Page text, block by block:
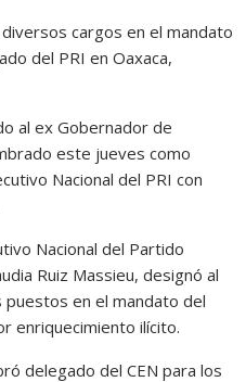
cargos en el mandato
del PRI en Oaxaca,
al ex Gobernador de
este jueves como
Nacional del PRI con
Nacional del Partido
Ruiz Massieu, designó al
en el mandato del
enriquecimiento ilícito.
delegado del CEN para los